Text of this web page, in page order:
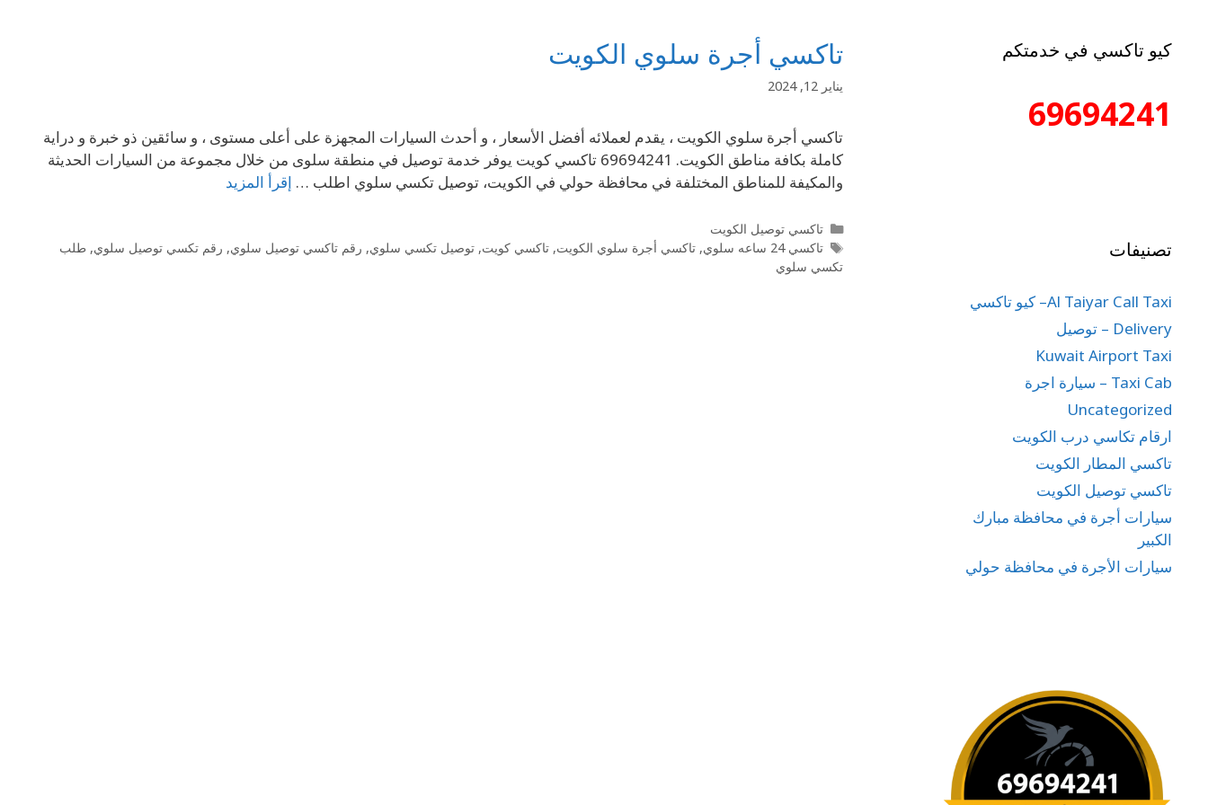
تاكسي أجرة سلوي الكويت
يناير 12, 2024
تاكسي أجرة سلوي الكويت ، يقدم لعملائه أفضل الأسعار ، و أحدث السيارات المجهزة على أعلى مستوى ، و سائقين ذو خبرة و دراية
كاملة بكافة مناطق الكويت. 69694241 تاكسي كويت يوفر خدمة توصيل في منطقة سلوى من خلال مجموعة من السيارات الحديثة
والمكيفة للمناطق المختلفة في محافظة حولي في الكويت، توصيل تكسي سلوي اطلب … إقرأ المزيد
تاكسي توصيل الكويت
تاكسي 24 ساعه سلوي
, تاكسي أجرة سلوي الكويت, تاكسي كويت, توصيل تكسي سلوي, رقم تاكسي توصيل سلوي, رقم تكسي توصيل سلوي, طلب
تكسي سلوي
كيو تاكسي في خدمتكم
69694241
تصنيفات
Al Taiyar Call Taxi– كيو تاكسي
Delivery – توصيل
Kuwait Airport Taxi
Taxi Cab – سيارة اجرة
Uncategorized
ارقام تكاسي درب الكويت
تاكسي المطار الكويت
تاكسي توصيل الكويت
سيارات أجرة في محافظة مبارك
الكبير
سيارات الأجرة في محافظة حولي